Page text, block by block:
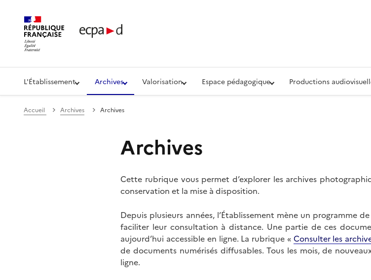
Établissement de communication et de production audiovisuelle de la Défense (ECPAD)
L'Établissement Archives Valorisation Espace pédagogique Productions
Accueil Archives Archives
Archives
Cette rubrique vous permet d’explorer les archives
conservation et la mise à disposition.
Depuis plusieurs années, l’Établissement mène un programme
faciliter leur consultation à distance. Une partie de ces
aujourd’hui accessible en ligne. La rubrique « Consulter les
de documents numérisés diffusables. Tous les mois, de
ligne.